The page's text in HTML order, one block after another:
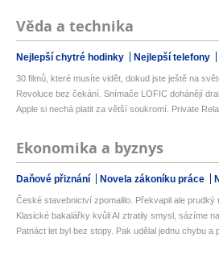
Věda a technika
Nejlepší chytré hodinky Nejlepší telefony
30 filmů, které musíte vidět, dokud jste ještě na
Revoluce bez čekání. Snímače LOFIC dohánějí
Apple si nechá platit za větší soukromí. Private
Ekonomika a byznys
Daňové přiznání Novela zákoníku práce
České stavebnictví zpomalilo. Překvapil ale prudký
Klasické bakalářky kvůli AI ztratily smysl, sázíme
Patnáct let byl bez stopy. Pak udělal jednu chybu a